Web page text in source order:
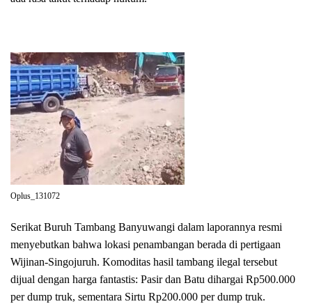
Oplus_131072
Serikat Buruh Tambang Banyuwangi dalam laporannya resmi
menyebutkan bahwa lokasi penambangan berada di pertigaan
Wijinan-Singojuruh. Komoditas hasil tambang ilegal tersebut
dijual dengan harga fantastis: Pasir dan Batu dihargai Rp500.000
per dump truk, sementara Sirtu Rp200.000 per dump truk.